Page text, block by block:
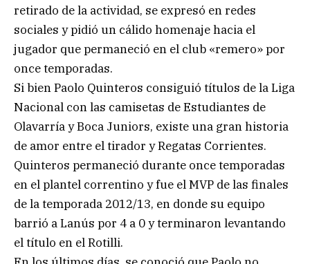
retirado de la actividad, se expresó en redes
sociales y pidió un cálido homenaje hacia el
jugador que permaneció en el club «remero» por
once temporadas.
Si bien Paolo Quinteros consiguió títulos de la Liga
Nacional con las camisetas de Estudiantes de
Olavarría y Boca Juniors, existe una gran historia
de amor entre el tirador y Regatas Corrientes.
Quinteros permaneció durante once temporadas
en el plantel correntino y fue el MVP de las finales
de la temporada 2012/13, en donde su equipo
barrió a Lanús por 4 a 0 y terminaron levantando
el título en el Rotilli.